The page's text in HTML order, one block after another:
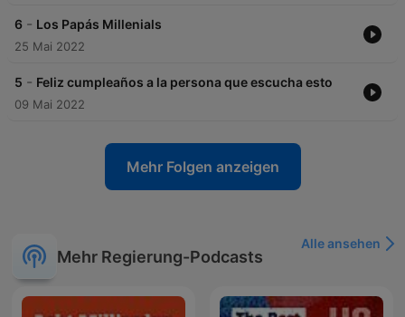
6 - Los Papás Millenials
25 Mai 2022
5 - Feliz cumpleaños a la persona que escucha esto
09 Mai 2022
Mehr Folgen anzeigen
Mehr Regierung-Podcasts
Alle ansehen